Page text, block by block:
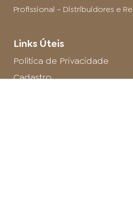
Profissional – Distribuidores e
Links Úteis
Política de Privacidade
Cadastro